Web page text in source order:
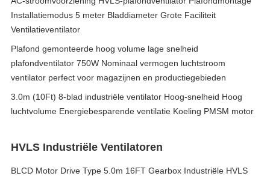
Installatiemodus 5 meter Bladdiameter Grote Faciliteit
Ventilatieventilator
Plafond gemonteerde hoog volume lage snelheid
plafondventilator 750W Nominaal vermogen luchtstroom
ventilator perfect voor magazijnen en productiegebieden
3.0m (10Ft) 8-blad industriële ventilator Hoog-snelheid Hoog
luchtvolume Energiebesparende ventilatie Koeling PMSM motor
HVLS Industriële Ventilatoren
BLCD Motor Drive Type 5.0m 16FT Gearbox Industriële HVLS